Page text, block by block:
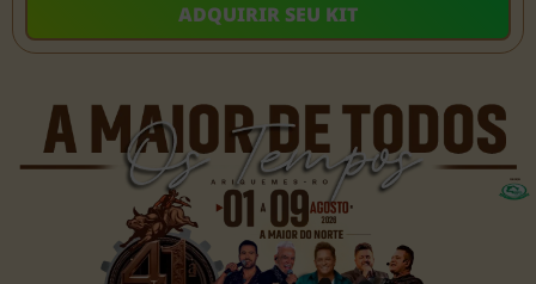
ADQUIRIR SEU KIT